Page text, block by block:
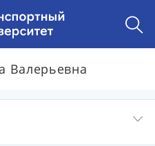
Валерьевна